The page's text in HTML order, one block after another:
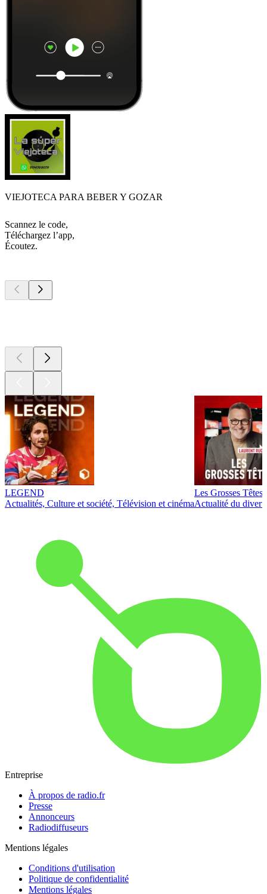
VIEJOTECA PARA BEBER Y GOZAR
Scannez le code,
Téléchargez l’app,
Écoutez.
LEGEND
Actualités, Culture et société, Télévision et cinéma
Les Grosses Têtes
Actualité du
Entreprise
À propos de radio.fr
Presse
Annonceurs
Radiodiffuseurs
Mentions légales
Conditions d'utilisation
Politique de confidentialité
Mentions légales